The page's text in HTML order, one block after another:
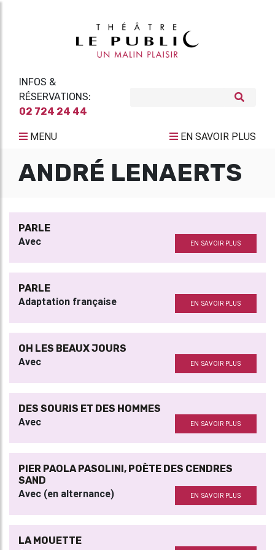
INFOS &
RÉSERVATIONS:
02 724 24 44
MENU EN SAVOIR PLUS
ANDRÉ LENAERTS
PARLE
Avec EN SAVOIR PLUS
PARLE
Adaptation française EN SAVOIR PLUS
OH LES BEAUX JOURS
Avec EN SAVOIR PLUS
DES SOURIS ET DES HOMMES
Avec EN SAVOIR PLUS
PIER PAOLA PASOLINI, POÈTE DES CENDRES
SAND
Avec (en alternance) EN SAVOIR PLUS
LA MOUETTE